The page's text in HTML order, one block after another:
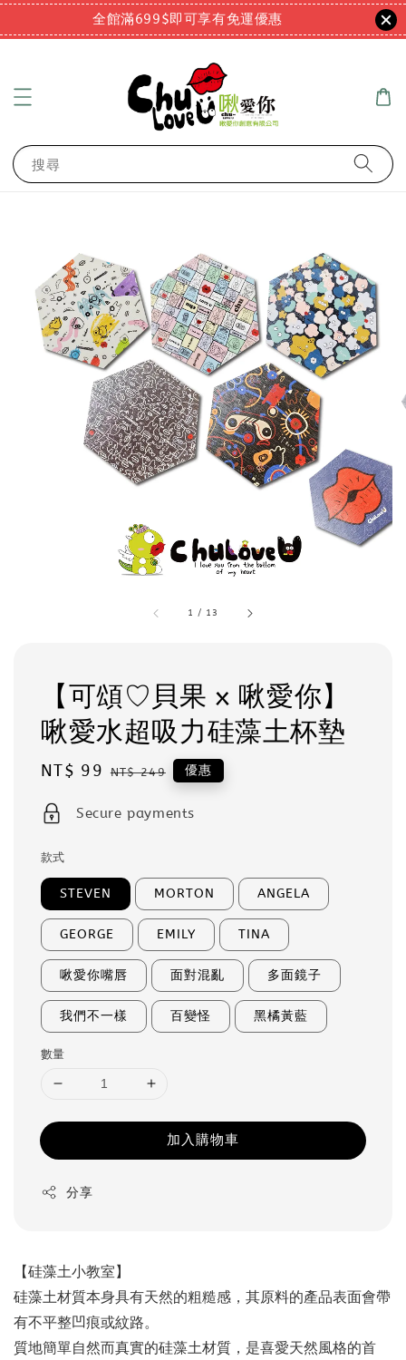
全館滿699$即可享有免運優惠
搜尋
1 / 13
【可頌♡貝果 x 啾愛你】
啾愛水超吸力硅藻土杯墊
Sale
NT$ 99 Regular
NT$ 249 優惠
Secure payments
款式
STEVEN MORTON ANGELA
GEORGE EMILY TINA
啾愛你嘴唇 面對混亂 多面鏡子
我們不一樣 百變怪 黑橘黃藍
數量
加入購物車
分享
【硅藻土小教室】
硅藻土材質本身具有天然的粗糙感，其原料的產品表面會帶
有不平整凹痕或紋路。
質地簡單自然而真實的硅藻土材質，是喜愛天然風格的首